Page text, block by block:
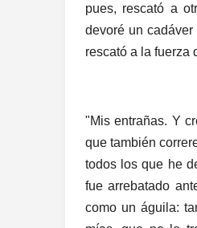
pues, rescató a
devoré un
rescató a la fuerza
"Mis entrañas. Y
que también
todos los que he
fue arrebatado
como un águila: